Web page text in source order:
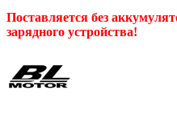
Поставляется без
зарядного устройства!